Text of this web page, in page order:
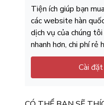
Tiện ích giúp bạn
các website hàn
dịch vụ của chúng
nhanh hơn, chi phí rẻ
Cài